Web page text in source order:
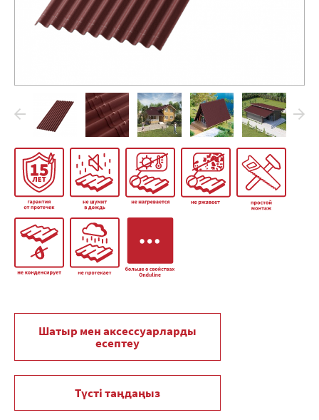
Шатыр мен аксессуарларды
есептеу
Түсті таңдаңыз